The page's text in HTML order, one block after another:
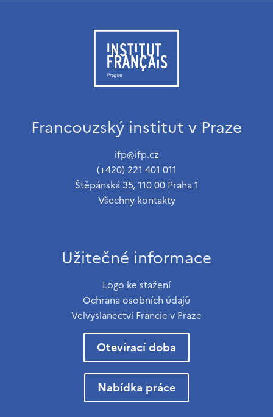
Francouzský institut v Praze
ifp@ifp.cz
(+420) 221 401 011
Štěpánská 35, 110 00 Praha 1
Všechny kontakty
Užitečné informace
Logo ke stažení
Ochrana osobních údajů
Velvyslanectví Francie v Praze
Otevírací doba
Nabídka práce